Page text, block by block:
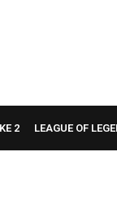
2 LEAGUE OF